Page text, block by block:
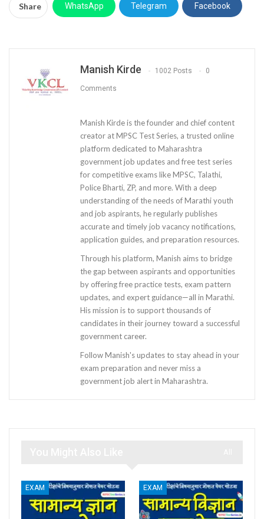
Share WhatsApp Telegram Facebook
Manish Kirde 1002 Posts 0
Comments
Manish Kirde is the founder and chief content
creator at MPSC Test Series, a trusted online
platform dedicated to Maharashtra
government job updates and free test series
for competitive exams like MPSC, Talathi,
Police Bharti, ZP, and more. With a deep
understanding of the needs of Marathi youth
and job aspirants, he regularly publishes
accurate and timely job vacancy notifications,
application guides, and preparation resources.
Through his platform, Manish aims to bridge
the gap between aspirants and opportunities
by offering free practice tests, exam pattern
updates, and expert guidance—all in Marathi.
His mission is to support thousands of
candidates in their journey toward a successful
government career.
Follow Manish's updates to stay ahead in your
exam preparation and never miss a
government job alert in Maharashtra.
EXAM EXAM